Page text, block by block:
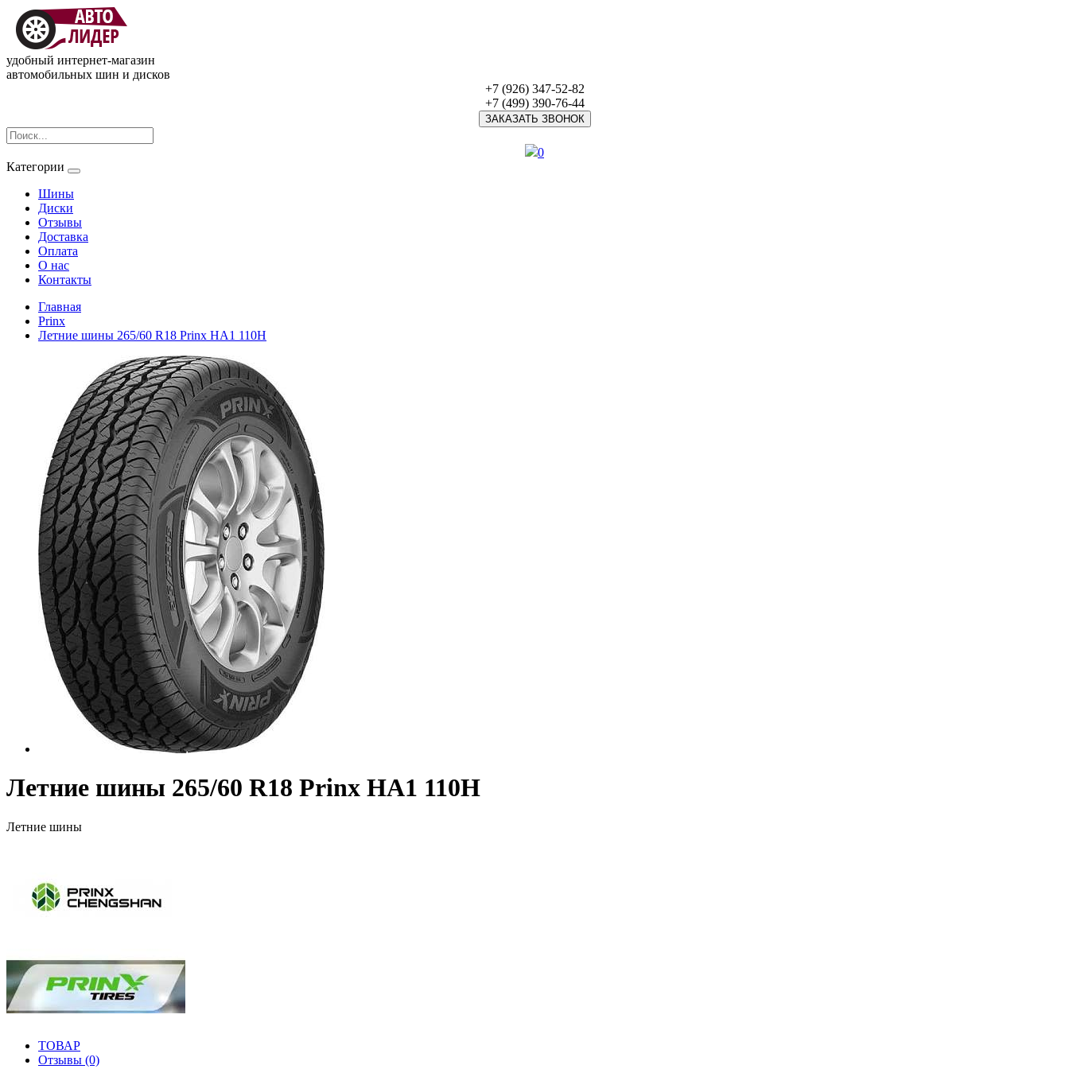
удобный интернет-магазин
автомобильных шин и дисков
+7 (926) 347-52-82
+7 (499) 390-76-44
ЗАКАЗАТЬ ЗВОНОК
0
Категории
Шины
Диски
Отзывы
Доставка
Оплата
О нас
Контакты
Главная
Prinx
Летние шины 265/60 R18 Prinx HA1 110H
Летние шины 265/60 R18 Prinx HA1 110H
Летние шины
ТОВАР
Отзывы (0)